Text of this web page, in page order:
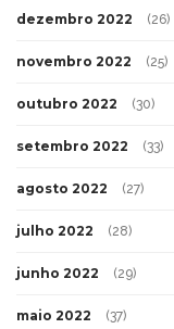
dezembro 2022 (26)
novembro 2022 (25)
outubro 2022 (30)
setembro 2022 (33)
agosto 2022 (27)
julho 2022 (28)
junho 2022 (29)
maio 2022 (37)